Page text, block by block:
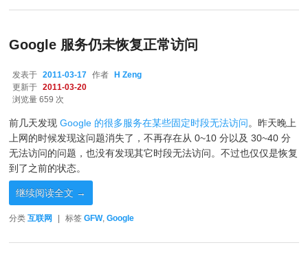
Google 服务仍未恢复正常访问
发表于 2011-03-17 作者
H Zeng
更新于
2011-03-20
浏览量 659 次
前几天发现Google 的很多服务在某些固定时段无法访问。昨天晚上
上网的时候发现这问题消失了，不再存在从 0~10 分以及 30~40 分
无法访问的问题，也没有发现其它时段无法访问。不过也仅仅是恢复
到了之前的状态。
继续阅读全文 →
分类 互联网 标签 GFW,Google